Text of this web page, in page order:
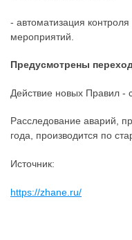
- автоматизация
мероприятий.
Предусмотрены
Действие новых Правил -
Расследование аварий,
года, производится по
Источник:
https://zhane.ru/